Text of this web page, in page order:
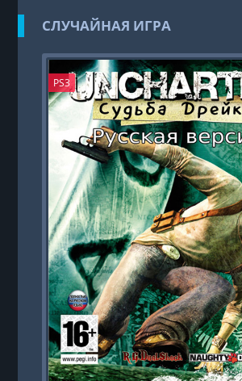
СЛУЧАЙНАЯ ИГРА
PS3